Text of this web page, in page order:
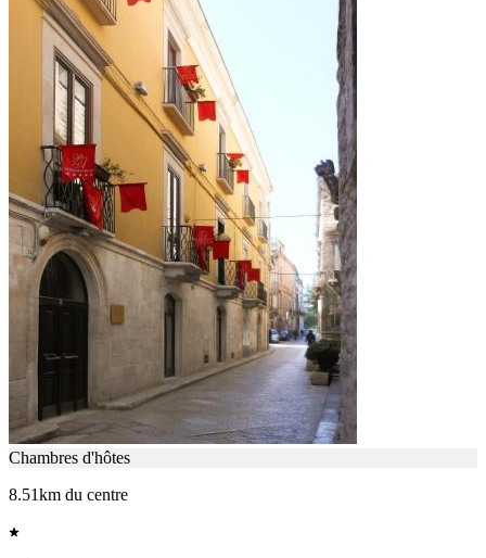
Chambres d'hôtes
8.51km du centre